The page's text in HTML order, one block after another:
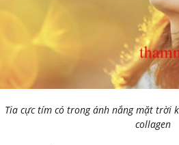
Tia cực tím có trong ánh nắng mặt trời
collagen